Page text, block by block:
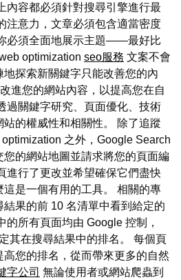
內容都必須針對搜尋引擎進行最
注意力，文章必須包含適當密度
必須全面地展示主題——最好比
optimization seo服務 文案不會
探索新關鍵字只能改善您的內
進您的網站內容，以提高您在自
過關鍵字研究、頁面優化、技術
的權威性和相關性。 除了追蹤
之外，Google Search
的網站地圖並請求將您的頁面編
進行了更改並希望確保它們盡快
是一個有用的工具。 相關的專
果的前 10 名清單中看到給定的
的所有頁面均由 Google 控制，
其在搜尋結果中的排名。 每個頁
您的排名，從而帶來更多的自然
字公司 無論使用者或網站爬蟲到